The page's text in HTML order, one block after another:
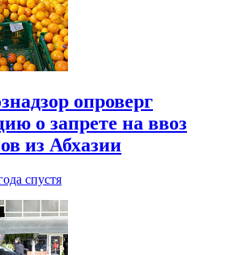
опроверг
о запрете на ввоз
из Абхазии
спустя